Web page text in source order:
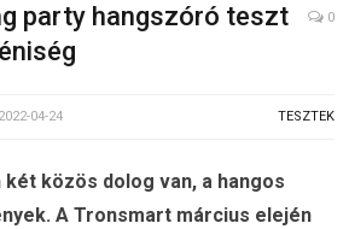
party hangszóró teszt
0
2022-04-24 TESZTEK
közös dolog van, a hangos
A Tronsmart március elején